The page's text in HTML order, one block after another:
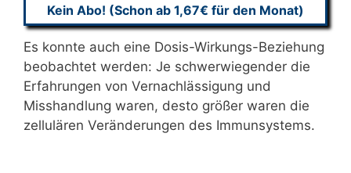
Kein Abo! (Schon ab 1,67€ für den Monat)
Es konnte auch eine Dosis-Wirkungs-Beziehung
beobachtet werden: Je schwerwiegender die
Erfahrungen von Vernachlässigung und
Misshandlung waren, desto größer waren die
zellulären Veränderungen des Immunsystems.